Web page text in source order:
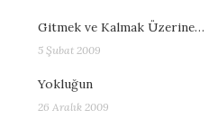
Gitmek ve Kalmak Üzerine…
5 Şubat 2009
Yokluğun
26 Aralık 2009